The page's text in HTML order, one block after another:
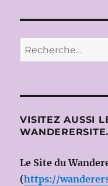
(1943-
2023)
Recherche
pour :
VISITEZ AUSSI
Le Site du
(https://